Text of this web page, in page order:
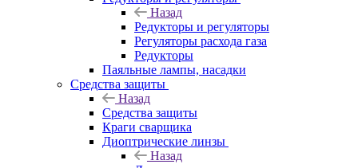
Назад
Редукторы и регуляторы
Регуляторы расхода газа
Редукторы
Паяльные лампы, насадки
Средства защиты
Назад
Средства защиты
Краги сварщика
Диоптрические линзы
Назад